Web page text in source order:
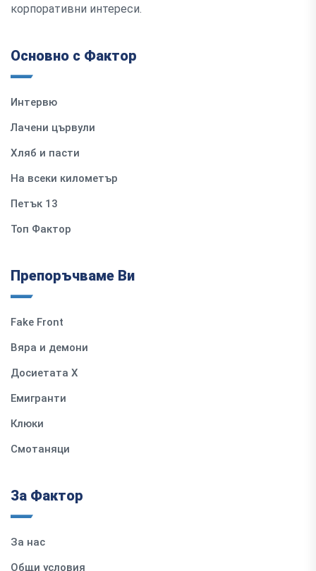
корпоративни интереси.
Основно с Фактор
Интервю
Лачени цървули
Хляб и пасти
На всеки километър
Петък 13
Топ Фактор
Препоръчваме Ви
Fake Front
Вяра и демони
Досиетата Х
Емигранти
Клюки
Смотаняци
За Фактор
За нас
Общи условия